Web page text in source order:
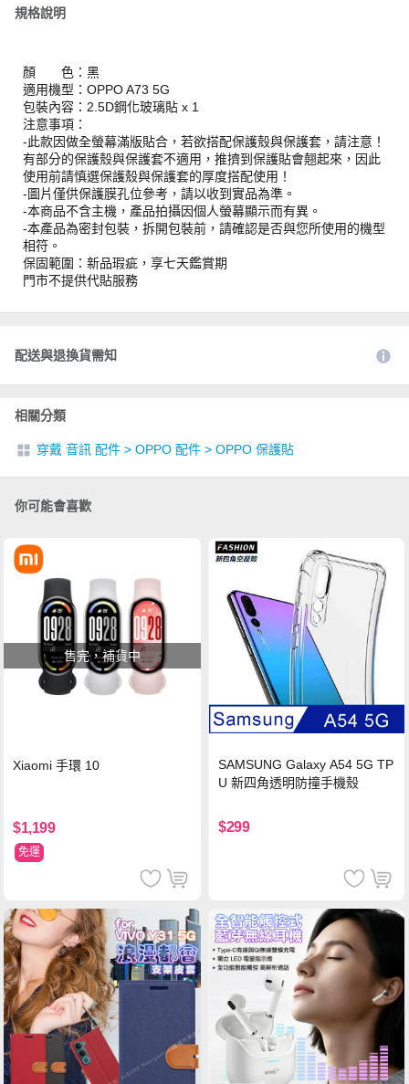
規格說明
顏 色：黑
適用機型：OPPO A73 5G
包裝內容：2.5D鋼化玻璃貼 x 1
注意事項：
-此款因做全螢幕滿版貼合，若欲搭配保護殼與保護套，請注意！
有部分的保護殼與保護套不適用，推擠到保護貼會翹起來，因此
使用前請慎選保護殼與保護套的厚度搭配使用！
-圖片僅供保護膜孔位參考，請以收到實品為準。
-本商品不含主機，產品拍攝因個人螢幕顯示而有異。
-本產品為密封包裝，拆開包裝前，請確認是否與您所使用的機型
相符。
保固範圍：新品瑕疵，享七天鑑賞期
門市不提供代貼服務
配送與退換貨需知
相關分類
穿戴 音訊 配件 > OPPO 配件 > OPPO 保護貼
你可能會喜歡
售完，補貨中
Xiaomi 手環 10
$1,199
免運
SAMSUNG Galaxy A54 5G TP
U 新四角透明防撞手機殼
$299